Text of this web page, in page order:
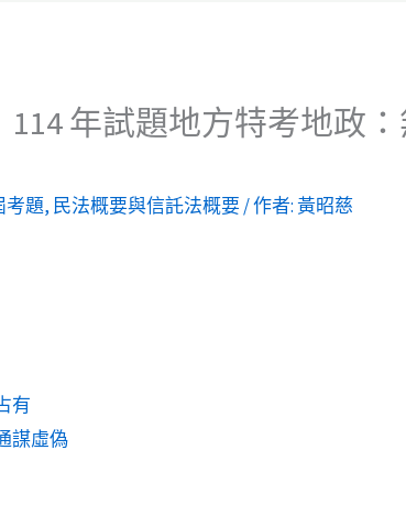
114 年試題地方特考地政
考題, 民法概要與信託法概要 / 作者:黃昭慈
有
謀虛偽